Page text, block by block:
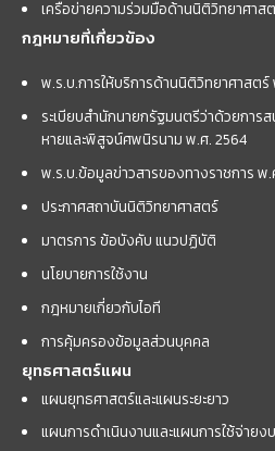
เครือข่ายความร่วมมือด้านนิติวิทยาศาส
กฎหมายที่เกี่ยวข้อง
พ.ร.บ.การให้บริการด้านนิติวิทยาศาสต
ระเบียบสำนักนายกรัฐมนตรีว่าด้วยกา
หายและพิสูจน์ศพนิรนาม พ.ศ. 2564
พ.ร.บ.ข้อมูลข่าวสารของทางราชการ พ
ประกาศสถาบันนิติวิทยาศาสตร์
มาตรการ ข้อบังคับ แนวปฏิบัติ
นโยบายการใช้งาน
กฎหมายเกี่ยวกับไอที
การคุ้มครองข้อมูลส่วนบุคคล
ยุทธศาสตร์แผน
แผนยุทธศาสตร์และแผนระยะยาว
แผนการดำเนินงานและแผนการใช้จ่ายง